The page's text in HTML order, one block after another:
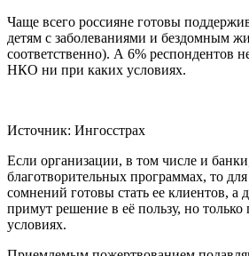
Чаще всего россияне готовы
детям с заболеваниями и бездомным
соответственно). А 6% респондентов
НКО ни при каких условиях.
Источник: Ингосстрах
Если организации, в том числе и
благотворительных программах, то
сомнений готовы стать ее клиентов, а
примут решение в её пользу, но
условиях.